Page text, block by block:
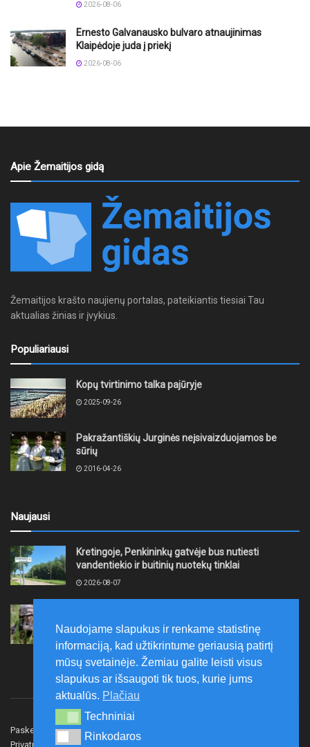
2026-08-06
Ernesto Galvanausko bulvaro atnaujinimas
Klaipėdoje juda į priekį
2026-08-06
Apie Žemaitijos gidą
Žemaitijos krašto naujienų portalas, pateikiantis tiesiai Tau
aktualias žinias ir įvykius.
Populiariausi
Kopų tvirtinimo talka pajūryje
2025-09-26
Pakražantiškių Jurginės neįsivaizduojamos be
sūrių
2016-04-26
Naujausi
Kretingoje, Penkininkų gatvėje bus nutiesti
vandentiekio ir buitinių nuotekų tinklai
2026-08-07
rinktinė vykdys karines pratybas
2026-08-07
Paskelbk naujieną Rašyti redakcijai
Privatumo politika
Naudojame slapukus ir renkame statistinę
informaciją, kad užtikrintume geriausią patirtį
mūsų svetainėje. Žemiau galite leisti visus
slapukus ar išsaugoti tik tuos, kurie jums
aktualūs. Plačiau
Techniniai
Techniniai
Rinkodaros
Rinkodaros